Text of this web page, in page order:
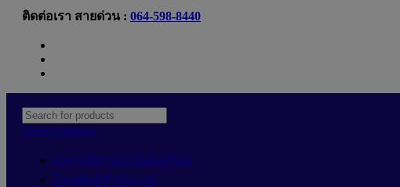
ติดต่อเรา สายด่วน : 064-598-8440
Select category
อุปกรณ์อ่านการ์ดSanDisk
โทรศัพท์สำนักงาน